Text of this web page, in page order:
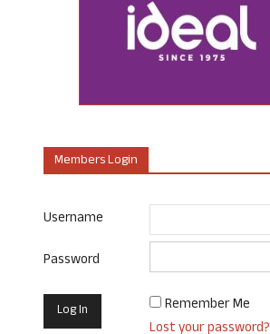
Members Login
Username
Password
Remember Me
Lost your password?